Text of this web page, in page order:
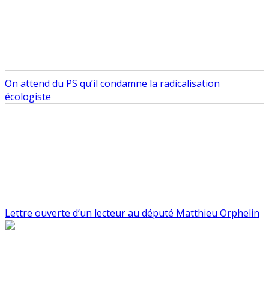
On attend du PS qu’il condamne la radicalisation
écologiste
Lettre ouverte d’un lecteur au député Matthieu Orphelin